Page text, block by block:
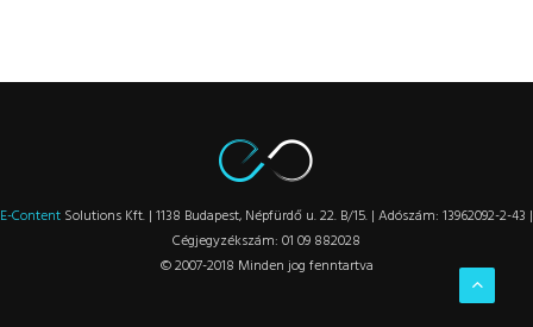
E-Content Solutions Kft. | 1138 Budapest, Népfürdő u. 22. B/15. | Adószám: 13962092-2-43 |
Cégjegyzékszám: 01 09 882028
© 2007-2018 Minden jog fenntartva